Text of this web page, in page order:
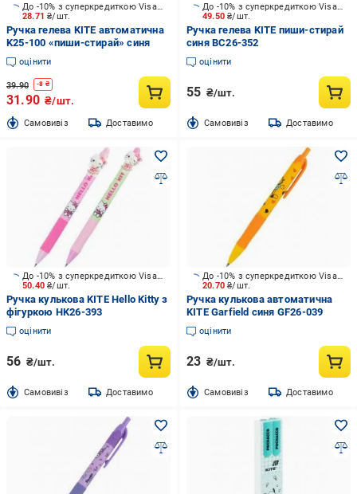
28.71₴/шт.
До -10% з суперкредиткою Visa Вигода
Ручка гелева KITE автоматична
K25-100 «пиши-стирай» синя
оцінити
39.90 -8 ₴
31.90 ₴/шт.
Cамовивіз Доставимо
49.50₴/шт.
До -10% з суперкредиткою Visa Вигода
Ручка гелева KITE пиши-стирай
синя BC26-352
оцінити
55 ₴/шт.
Cамовивіз Доставимо
50.40₴/шт.
До -10% з суперкредиткою Visa Вигода
Ручка кулькова KITE Hello Kitty з
фігуркою HK26-393
оцінити
56 ₴/шт.
Cамовивіз Доставимо
20.70₴/шт.
До -10% з суперкредиткою Visa Вигода
Ручка кулькова автоматична
KITE Garfield синя GF26-039
оцінити
23 ₴/шт.
Cамовивіз Доставимо